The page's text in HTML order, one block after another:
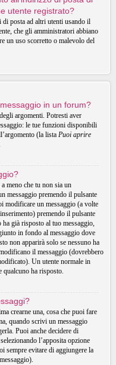
utente registrato?
posta ad altri utenti usando il
che gli amministratori abbiano
un uso scorretto o malevolo del
in un forum?
argomenti. Potresti aver
le tue funzioni disponibili
(la lista Puoi aprire
meno che tu non sia un
messaggio premendo il pulsante
modificare un messaggio (a volte
premendo il pulsante
già risposto al tuo messaggio,
in fondo al messaggio dove
non apparirà solo se nessuno ha
il messaggio (dovrebbero
Un utente normale in
qualcuno ha risposto.
crearne una, cosa che puoi fare
quando scrivi un messaggio
Puoi anche decidere di
l’apposita opzione
sempre evitare di aggiungere la